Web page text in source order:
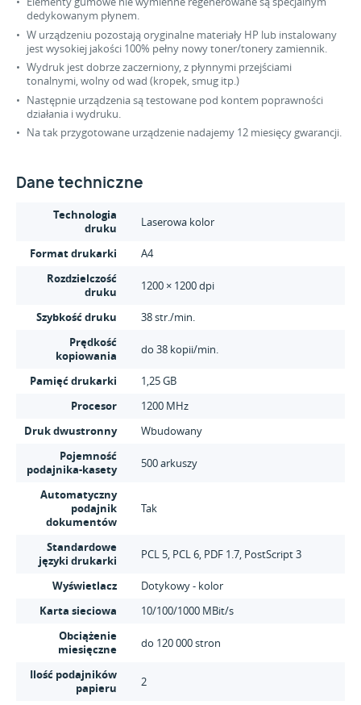
dedykowanym płynem.
W urządzeniu pozostają oryginalne materiały HP lub instalowany
jest wysokiej jakości 100% pełny nowy toner/tonery zamiennik.
Wydruk jest dobrze zaczerniony, z płynnymi przejściami
tonalnymi, wolny od wad (kropek, smug itp.)
Następnie urządzenia są testowane pod kontem poprawności
działania i wydruku.
Na tak przygotowane urządzenie nadajemy 12 miesięcy gwarancji.
Dane techniczne
Technologia
druku
Laserowa kolor
Format drukarki
A4
Rozdzielczość
druku
1200 × 1200 dpi
Szybkość druku
38 str./min.
Prędkość
kopiowania
do 38 kopii/min.
Pamięć drukarki
1,25 GB
Procesor
1200 MHz
Druk dwustronny
Wbudowany
Pojemność
podajnika-kasety
500 arkuszy
Automatyczny
podajnik
dokumentów
Tak
Standardowe
języki drukarki
PCL 5, PCL 6, PDF 1.7, PostScript 3
Wyświetlacz
Dotykowy - kolor
Karta sieciowa
10/100/1000 MBit/s
Obciążenie
miesięczne
do 120 000 stron
Ilość podajników
papieru
2